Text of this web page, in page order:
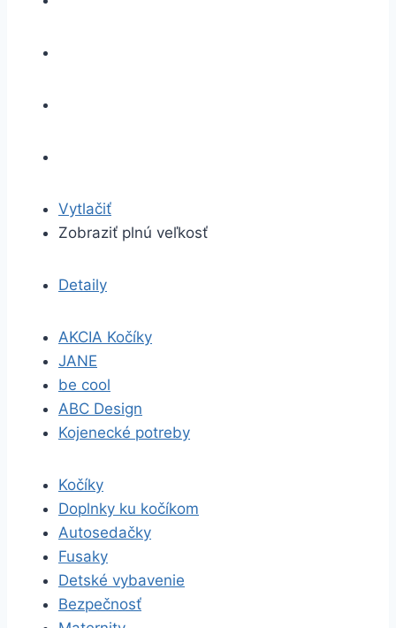
Vytlačiť
Zobraziť plnú veľkosť
Detaily
AKCIA Kočíky
JANE
be cool
ABC Design
Kojenecké potreby
Kočíky
Doplnky ku kočíkom
Autosedačky
Fusaky
Detské vybavenie
Bezpečnosť